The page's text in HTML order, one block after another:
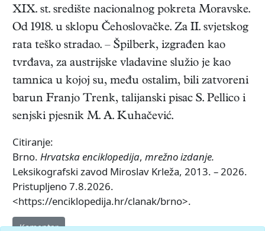
XIX. st. središte nacionalnog pokreta Moravske.
Od 1918. u sklopu Čehoslovačke. Za II. svjetskog
rata teško stradao. – Špilberk, izgrađen kao
tvrđava, za austrijske vladavine služio je kao
tamnica u kojoj su, među ostalim, bili zatvoreni
barun Franjo Trenk, talijanski pisac S. Pellico i
senjski pjesnik M. A. Kuhačević.
Citiranje:
Brno. Hrvatska enciklopedija, mrežno izdanje.
Leksikografski zavod Miroslav Krleža, 2013. – 2026.
Pristupljeno 7.8.2026.
<https://enciklopedija.hr/clanak/brno>.
Komentar